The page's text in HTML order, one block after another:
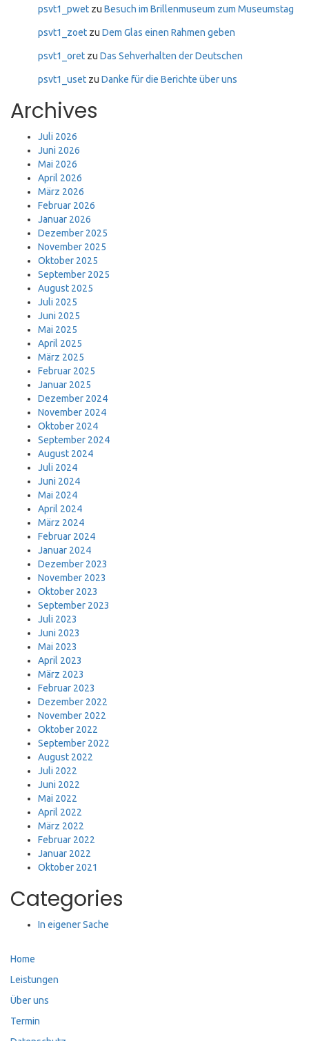
psvt1_pwet zu Besuch im Brillenmuseum zum Museumstag
psvt1_zoet zu Dem Glas einen Rahmen geben
psvt1_oret zu Das Sehverhalten der Deutschen
psvt1_uset zu Danke für die Berichte über uns
Archives
Juli 2026
Juni 2026
Mai 2026
April 2026
März 2026
Februar 2026
Januar 2026
Dezember 2025
November 2025
Oktober 2025
September 2025
August 2025
Juli 2025
Juni 2025
Mai 2025
April 2025
März 2025
Februar 2025
Januar 2025
Dezember 2024
November 2024
Oktober 2024
September 2024
August 2024
Juli 2024
Juni 2024
Mai 2024
April 2024
März 2024
Februar 2024
Januar 2024
Dezember 2023
November 2023
Oktober 2023
September 2023
Juli 2023
Juni 2023
Mai 2023
April 2023
März 2023
Februar 2023
Dezember 2022
November 2022
Oktober 2022
September 2022
August 2022
Juli 2022
Juni 2022
Mai 2022
April 2022
März 2022
Februar 2022
Januar 2022
Oktober 2021
Categories
In eigener Sache
Home
Leistungen
Über uns
Termin